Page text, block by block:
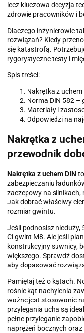
lecz kluczowa decyzja
zdrowie pracowników i
Dlaczego inżynierowie
rozwiązań? Kiedy
się katastrofą.
rygorystyczne testy i
Spis treści:
Nakrętka z
Norma DIN 582 –
Materiały i
Odpowiedzi na
Nakrętka z
przewodnik
Nakrętka z uchem DIN
zabezpieczaniu
zaczepowy na silnikach,
Jak dobrać właściwy
rozmiar gwintu.
Jeśli podnosisz
Ci gwint M8. Ale jeśli
konstrukcyjny suwnicy,
większego. Sprawdź
aby dopasować
Pamiętaj też o kątach.
rośnie kąt nachylenia
ważne jest stosowanie
przylegania ucha są
pełne przyleganie
naprężeń bocznych oraz